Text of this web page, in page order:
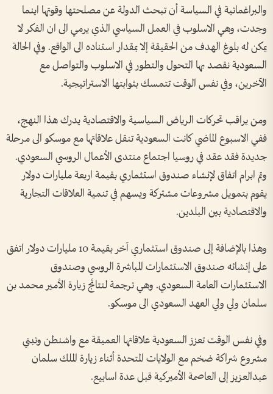
والبراغماتية في السياسة أن تبحث الدولة عن مصلحتها وقوتها اينما
وجدت‫، وهي الاسلوب‬ في العمل السياسي الذي يرمي الى ان الفكر لا
يمكن له بلوغ الهدف من الحقيقة إلا بمقدار استناده الى الواقع‫.‬ وفي الحالة
السعودية نقصد بها التحول والتطور في الاسلوب والتواصل مع
الآخرين‫، وفي نفس الوقت تتمسك بثوابتها الاستراتيجية‫.‬
ومن يراقب تحركات الرياض السياسية والاقتصادية يدرك هذا النهج،
ففي الاسبوع الماضي كانت السعودية تنقل علاقاتها مع موسكو الى مرحلة
جديدة فقد عقد في روسيا اجتماع منتدى الأعمال الروسي السعودي.
وتم ابرام اتفاق لإنشاء صندوق استثماري بقيمة اربعة مليارات دولار
يقوم بتمويل مشروعات مشتركة ويسهم في تنمية العلاقات التجارية
والاقتصادية بين البلدين.
وهذا بالإضافة إلى صندوق استثماري آخر بقيمة 10 مليارات دولار اتفق
على إنشائه صندوق الاستثمارات المباشرة الروسي وصندوق
الاستثمارات العامة السعودي. وهي ترجمة لنتائج زيارة الأمير محمد بن
سلمان ولي ولي العهد السعودي الى موسكو.
وفي نفس الوقت تعزز السعودية علاقاتها العميقة مع واشنطن وتبني
مشروع شراكة ضخم مع الولايات المتحدة أثناء زيارة الملك سلمان
عبدالعزيز إلى العاصمة الأميركية قبل عدة اسابيع.